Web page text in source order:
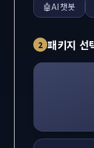
🤖AI 챗봇
2 패키지 선